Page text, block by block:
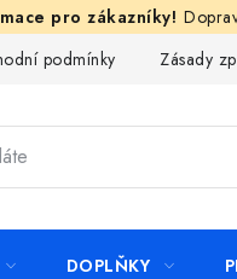
podmínky Zásady
DOPLŇKY